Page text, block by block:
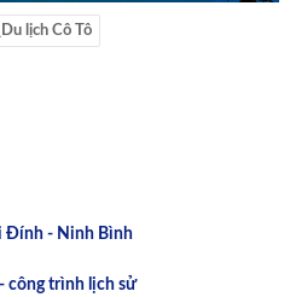
lịch Cô Tô
Đính - Ninh Bình
công trình lịch sử